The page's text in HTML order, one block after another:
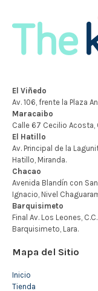
Mapa del Sitio
Inicio
Tienda